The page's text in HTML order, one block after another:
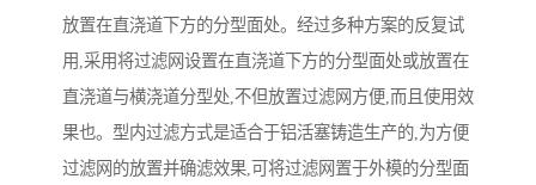
放置在直浇道下方的分型面处。经过多种方案的反复试
用,采用将过滤网设置在直浇道下方的分型面处或放置在
直浇道与横浇道分型处,不但放置过滤网方便,而且使用效
果也。型内过滤方式是适合于铝活塞铸造生产的,为方便
过滤网的放置并确滤效果,可将过滤网置于外模的分型面